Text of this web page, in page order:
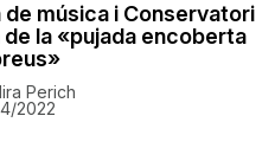
música i Conservatori
la «pujada encoberta
Perich
2022